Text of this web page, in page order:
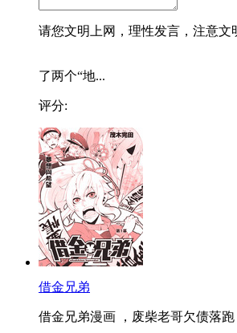
请您文明上网，理性发言，注意文
了两个“地...
评分:
借金兄弟
借金兄弟漫画 ，废柴老哥欠债落